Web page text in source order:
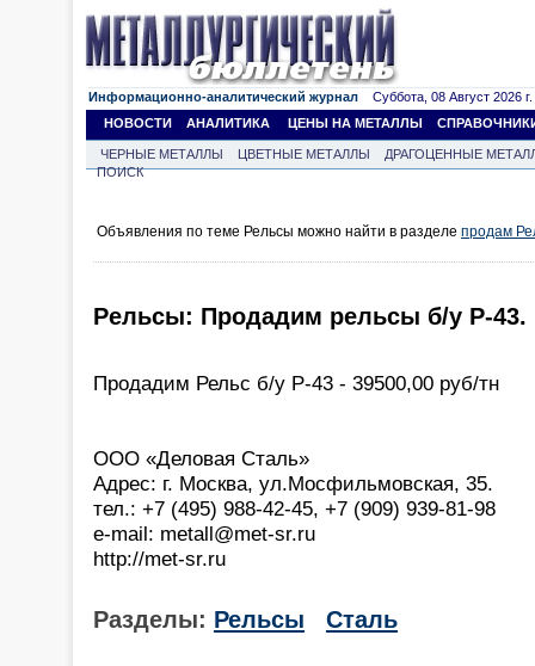
Информационно-аналитический журнал Суббота, 08 Август 2026 г.
НОВОСТИ
АНАЛИТИКА ЦЕНЫ НА МЕТАЛЛЫ
ЧЕРНЫЕ МЕТАЛЛЫ ЦВЕТНЫЕ МЕТАЛЛЫ
ДРАГОЦЕННЫЕ
ПОИСК
Объявления по теме Рельсы можно найти в разделе продам
Рельсы: Продадим рельсы б/у Р-43.
Продадим Рельс б/у Р-43 - 39500,00 руб/тн
ООО «Деловая Сталь»
Адрес: г. Москва, ул.Мосфильмовская, 35.
тел.: +7 (495) 988-42-45, +7 (909) 939-81-98
e-mail: metall@met-sr.ru
http://met-sr.ru
Разделы: Рельсы Сталь